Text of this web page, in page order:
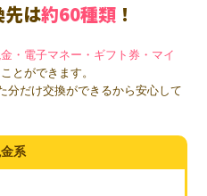
先は約60種類 ！
・電子マネー・ギフト券・マイ
とができます。
分だけ交換ができるから安心して
系